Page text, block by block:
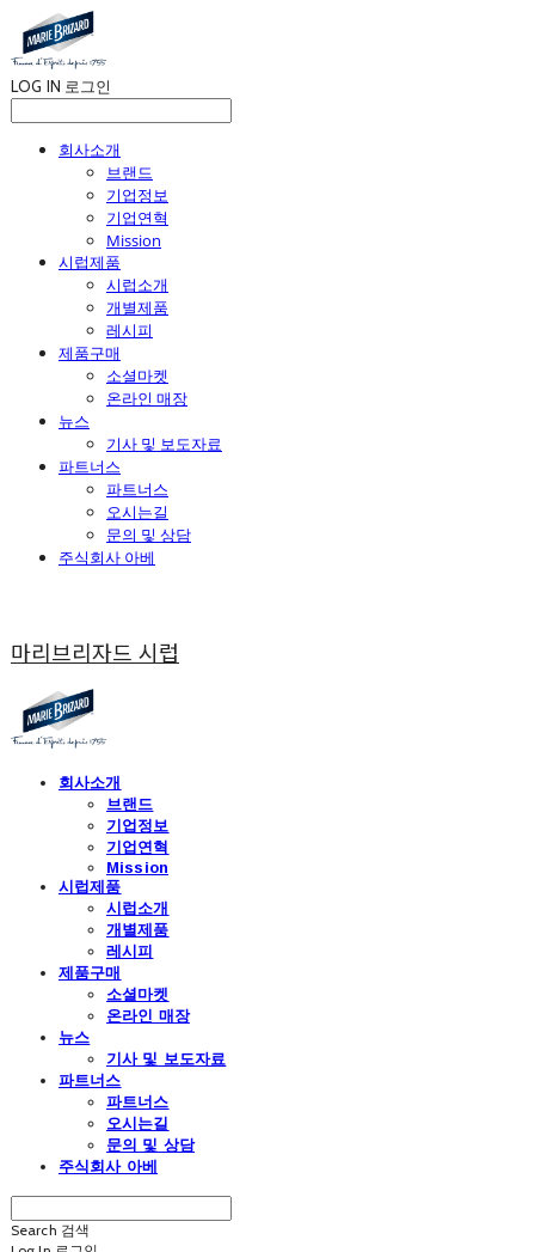
LOG IN 로그인
회사소개
브랜드
기업정보
기업연혁
Mission
시럽제품
시럽소개
개별제품
레시피
제품구매
소셜마켓
온라인 매장
뉴스
기사 및 보도자료
파트너스
파트너스
오시는길
문의 및 상담
주식회사 아베
마리브리자드 시럽
회사소개
브랜드
기업정보
기업연혁
Mission
시럽제품
시럽소개
개별제품
레시피
제품구매
소셜마켓
온라인 매장
뉴스
기사 및 보도자료
파트너스
파트너스
오시는길
문의 및 상담
주식회사 아베
Search 검색